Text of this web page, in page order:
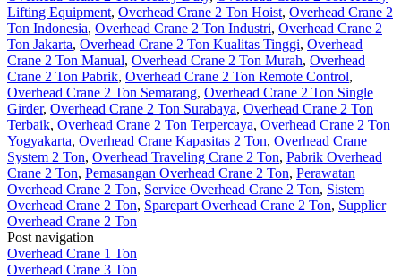
Lifting Equipment, Overhead Crane 2 Ton Hoist, Overhead Crane 2
Ton Indonesia, Overhead Crane 2 Ton Industri, Overhead Crane 2
Ton Jakarta, Overhead Crane 2 Ton Kualitas Tinggi, Overhead
Crane 2 Ton Manual, Overhead Crane 2 Ton Murah, Overhead
Crane 2 Ton Pabrik, Overhead Crane 2 Ton Remote Control,
Overhead Crane 2 Ton Semarang, Overhead Crane 2 Ton Single
Girder, Overhead Crane 2 Ton Surabaya, Overhead Crane 2 Ton
Terbaik, Overhead Crane 2 Ton Terpercaya, Overhead Crane 2 Ton
Yogyakarta, Overhead Crane Kapasitas 2 Ton, Overhead Crane
System 2 Ton, Overhead Traveling Crane 2 Ton, Pabrik Overhead
Crane 2 Ton, Pemasangan Overhead Crane 2 Ton, Perawatan
Overhead Crane 2 Ton, Service Overhead Crane 2 Ton, Sistem
Overhead Crane 2 Ton, Sparepart Overhead Crane 2 Ton, Supplier
Overhead Crane 2 Ton
Post navigation
Overhead Crane 1 Ton
Overhead Crane 3 Ton